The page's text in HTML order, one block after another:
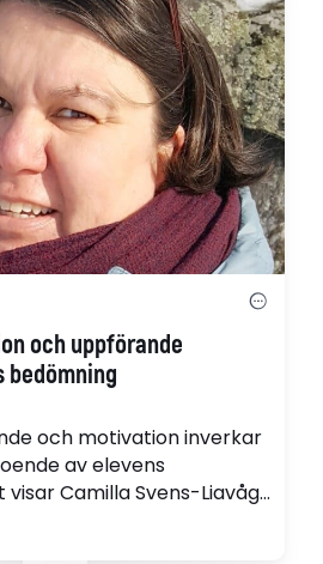
och uppförande
bedömning
och motivation inverkar
av elevens
Camilla Svens-Liavågs
som påverkar
i Finland.